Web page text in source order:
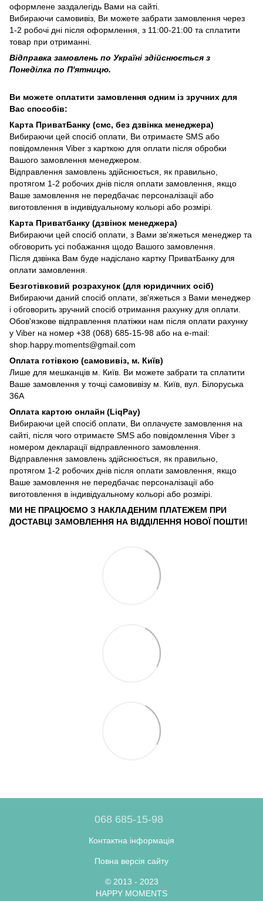
оформлене заздалегідь Вами на сайті.
Вибираючи самовивіз, Ви можете забрати замовлення через
1-2 робочі дні після оформлення, з 11:00-21:00 та сплатити
товар при отриманні.
Відправка замовлень по Україні здійснюється з
Понеділка по П'ятницю.
Ви можете оплатити замовлення одним із зручних для
Вас способів:
Карта ПриватБанку (смс, без дзвінка менеджера)
Вибираючи цей спосіб оплати, Ви отримаєте SMS або
повідомлення Viber з карткою для оплати після обробки
Вашого замовлення менеджером.
Відправлення замовлень здійснюється, як правильно,
протягом 1-2 робочих днів після оплати замовлення, якщо
Ваше замовлення не передбачає персоналізації або
виготовлення в індивідуальному кольорі або розмірі.
Карта Приватбанку (дзвінок менеджера)
Вибираючи цей спосіб оплати, з Вами зв'яжеться менеджер та
обговорить усі побажання щодо Вашого замовлення.
Після дзвінка Вам буде надіслано картку ПриватБанку для
оплати замовлення.
Безготівковий розрахунок (для юридичних осіб)
Вибираючи даний спосіб оплати, зв'яжеться з Вами менеджер
і обговорить зручний спосіб отримання рахунку для оплати.
Обов'язкове відправлення платіжки нам після оплати рахунку
у Viber на номер +38 (068) 685-15-98 або на e-mail:
shop.happy.moments@gmail.com
Оплата готівкою (самовивіз, м. Київ)
Лише для мешканців м. Київ. Ви можете забрати та сплатити
Ваше замовлення у точці самовивізу м. Київ, вул. Білоруська
36А
Оплата картою онлайн (LiqPay)
Вибираючи цей спосіб оплати, Ви оплачуєте замовлення на
сайті, після чого отримаєте SMS або повідомлення Viber з
номером декларації відправленного замовлення.
Відправлення замовлень здійснюється, як правильно,
протягом 1-2 робочих днів після оплати замовлення, якщо
Ваше замовлення не передбачає персоналізації або
виготовлення в індивідуальному кольорі або розмірі.
МИ НЕ ПРАЦЮЄМО З НАКЛАДЕНИМ ПЛАТЕЖЕМ ПРИ
ДОСТАВЦІ ЗАМОВЛЕННЯ НА ВІДДІЛЕННЯ НОВОЇ ПОШТИ!
068 685-15-98
Контактна інформація
Повна версія сайту
© 2013 - 2023
HAPPY MOMENTS